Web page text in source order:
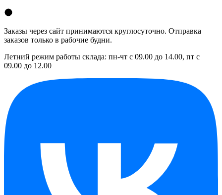
Заказы через сайт принимаются круглосуточно. Отправка
заказов только в рабочие будни.
Летний режим работы склада: пн-чт с 09.00 до 14.00, пт с
09.00 до 12.00